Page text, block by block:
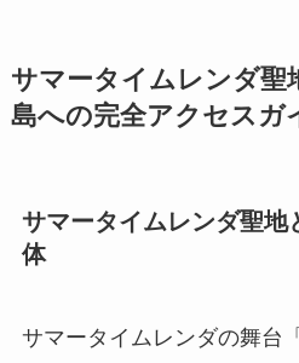
サマータイムレンダ聖
島への完全アクセスガ
サマータイムレンダ聖地
体
サマータイムレンダの舞台